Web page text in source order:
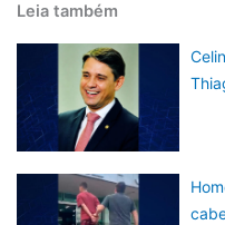
Leia também